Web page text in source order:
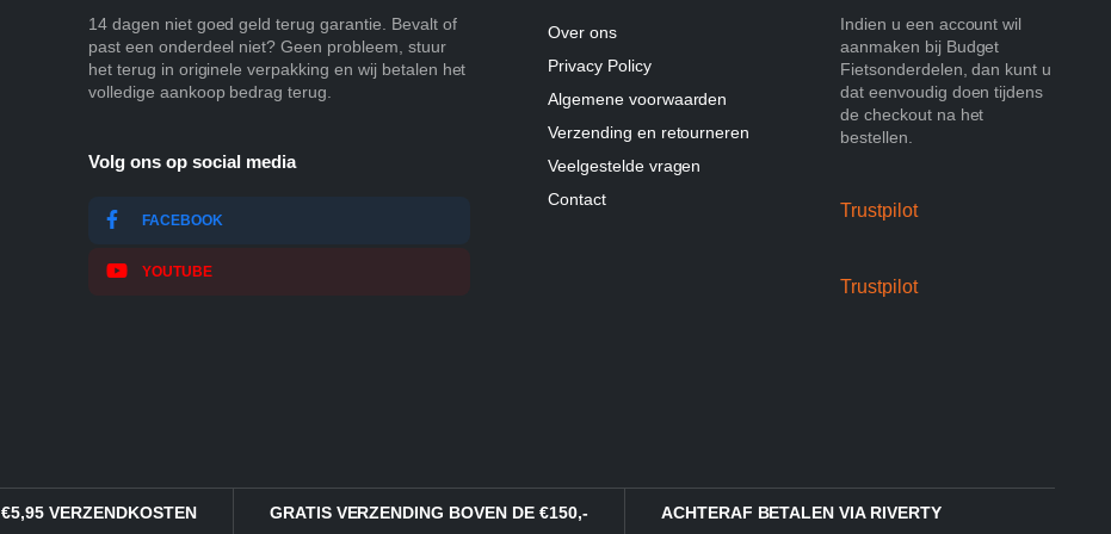
14 dagen niet goed geld terug garantie. Bevalt of
past een onderdeel niet? Geen probleem, stuur
het terug in originele verpakking en wij betalen het
volledige aankoop bedrag terug.
Volg ons op social media
FACEBOOK
YOUTUBE
Over ons
Privacy Policy
Algemene voorwaarden
Verzending en retourneren
Veelgestelde vragen
Contact
Indien u een account wil
aanmaken bij Budget
Fietsonderdelen, dan kunt u
dat eenvoudig doen tijdens
de checkout na het
bestellen.
Trustpilot
Trustpilot
€5,95 VERZENDKOSTEN GRATIS VERZENDING BOVEN DE €150,- ACHTERAF BETALEN VIA RIVERTY